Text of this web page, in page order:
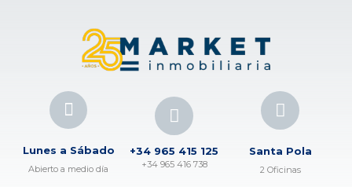
Lunes a Sábado
Abierto a medio día
+34 965 415 125
+34 965 416 738
Santa Pola
2 Oficinas